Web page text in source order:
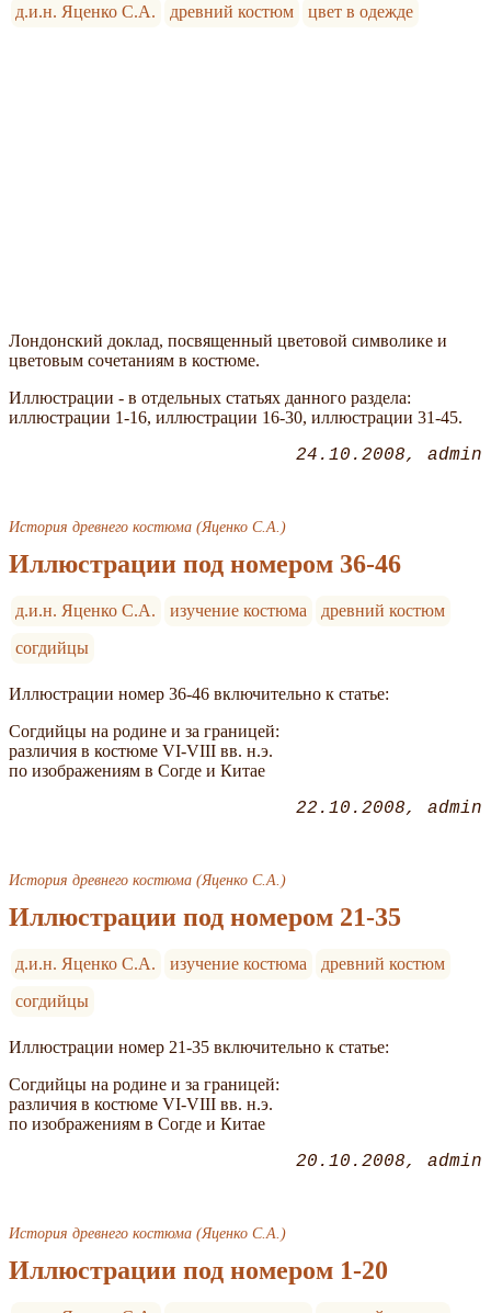
д.и.н. Яценко С.А. древний костюм цвет в одежде
Лондонский доклад, посвященный цветовой символике и
цветовым сочетаниям в костюме.
Иллюстрации - в отдельных статьях данного раздела:
иллюстрации 1-16, иллюстрации 16-30, иллюстрации 31-45.
24.10.2008 admin
История древнего костюма (Яценко С.А.)
Иллюстрации под номером 36-46
д.и.н. Яценко С.А. изучение костюма
древний костюм
согдийцы
Иллюстрации номер 36-46 включительно к статье:
Согдийцы на родине и за границей:
различия в костюме VI-VIII вв. н.э.
по изображениям в Согде и Китае
22.10.2008 admin
История древнего костюма (Яценко С.А.)
Иллюстрации под номером 21-35
д.и.н. Яценко С.А. изучение костюма
древний костюм
согдийцы
Иллюстрации номер 21-35 включительно к статье:
Согдийцы на родине и за границей:
различия в костюме VI-VIII вв. н.э.
по изображениям в Согде и Китае
20.10.2008 admin
История древнего костюма (Яценко С.А.)
Иллюстрации под номером 1-20